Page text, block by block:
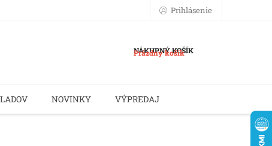
Prihlásenie
NÁKUPNÝ KOŠÍK
Prázdny košík
NOVINKY VÝPREDAJ